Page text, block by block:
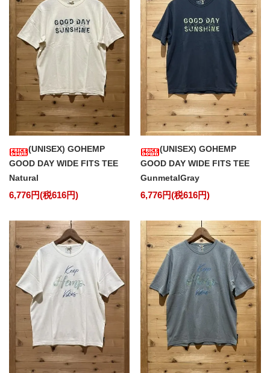
(UNISEX) GOHEMP
GOOD DAY WIDE FITS TEE
Natural
6,776円(税616円)
(UNISEX) GOHEMP
GOOD DAY WIDE FITS TEE
GunmetalGray
6,776円(税616円)